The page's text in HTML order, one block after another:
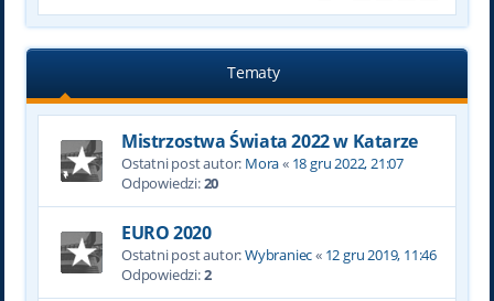
Tematy
Mistrzostwa Świata 2022 w Katarze
Ostatni post autor: Mora« 18 gru 2022, 21:07
Odpowiedzi:20
EURO 2020
Ostatni post autor:Wybraniec« 12 gru 2019, 11:46
Odpowiedzi:2